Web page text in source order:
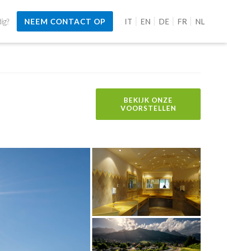
NEEM CONTACT OP IT EN DE FR NL
BEKIJK ONZE
VOORSTELLEN